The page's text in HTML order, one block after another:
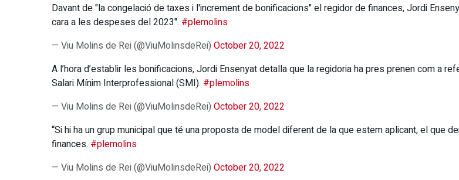
Davant de "la congelació de taxes i l'increment de bonificacions" el regidor de finances, Jordi
cara a les despeses del 2023". #plemolins
— Viu Molins de Rei (@ViuMolinsdeRei) October 20, 2022
A l’hora d’establir les bonificacions, Jordi Ensenyat detalla que la regidoria ha pres prenen com a
Salari Mínim Interprofessional (SMI). #plemolins
— Viu Molins de Rei (@ViuMolinsdeRei) October 20, 2022
“Si hi ha un grup municipal que té una proposta de model diferent de la que estem aplicant, el que
finances. #plemolins
— Viu Molins de Rei (@ViuMolinsdeRei) October 20, 2022